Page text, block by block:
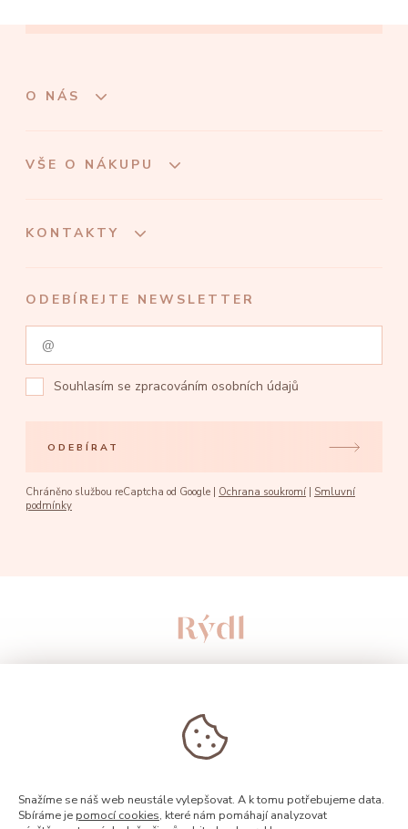
O NÁS
VŠE O NÁKUPU
KONTAKTY
ODEBÍREJTE NEWSLETTER
Souhlasím se zpracováním osobních údajů
ODEBÍRAT
Chráněno službou reCaptcha od Google | Ochrana soukromí
Smluvní
podmínky
Snažíme se náš web neustále vylepšovat. A k tomu potřebujeme data.
Sbíráme je pomocí cookies, které nám pomáhají analyzovat